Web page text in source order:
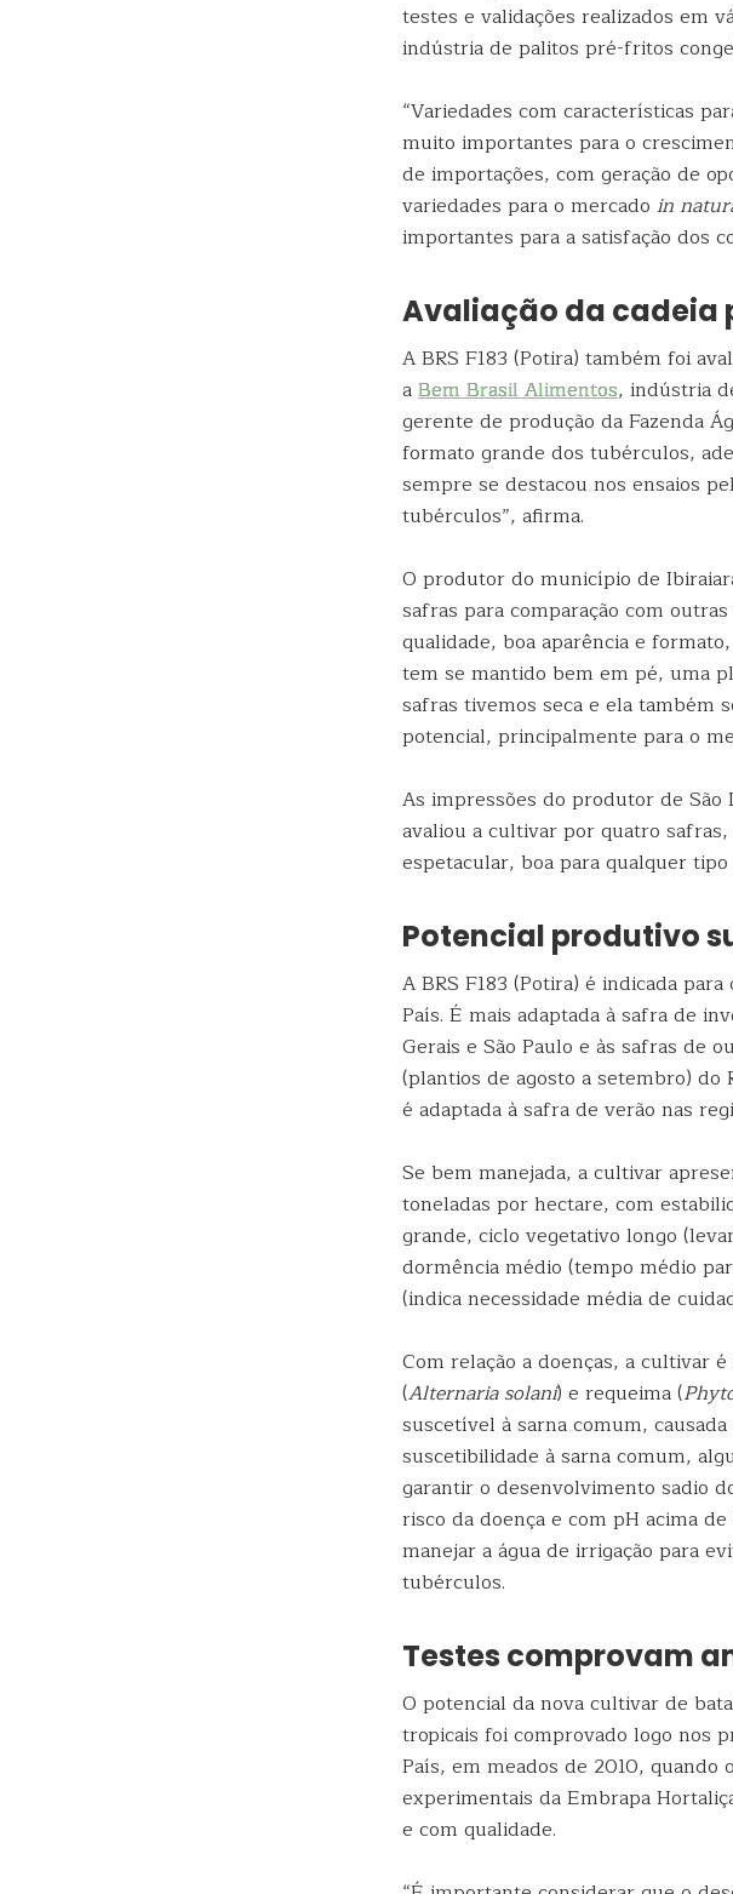
testes e validações realizados em
indústria de palitos pré-fritos
“Variedades com características
muito importantes para o
de importações, com geração de
variedades para o mercado in
importantes para a satisfação dos
Avaliação da cadeia
A BRS F183 (Potira) também foi
aBem Brasil Alimentos, indústria
gerente de produção da Fazenda
formato grande dos tubérculos,
sempre se destacou nos ensaios
tubérculos”, afirma.
O produtor do município de
safras para comparação com
qualidade, boa aparência e
tem se mantido bem em pé, uma
safras tivemos seca e ela também
potencial, principalmente para o
As impressões do produtor de
avaliou a cultivar por quatro
espetacular, boa para qualquer tipo
Potencial produtivo
A BRS F183 (Potira) é indicada
País. É mais adaptada à safra de
Gerais e São Paulo e às safras de
(plantios de agosto a setembro) do
é adaptada à safra de verão nas
Se bem manejada, a cultivar
toneladas por hectare, com
grande, ciclo vegetativo longo
dormência médio (tempo médio
(indica necessidade média de
Com relação a doenças, a cultivar
(Alternaria solani) e requeima (
suscetível à sarna comum,
suscetibilidade à sarna comum,
garantir o desenvolvimento sadio
risco da doença e com pH acima
manejar a água de irrigação para
tubérculos.
Testes comprovam
O potencial da nova cultivar de
tropicais foi comprovado logo nos
País, em meados de 2010, quando
experimentais da Embrapa
e com qualidade.